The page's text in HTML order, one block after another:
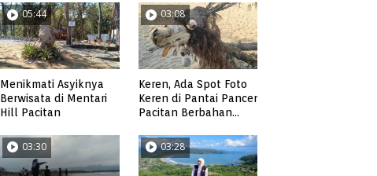
05:44
Menikmati Asyiknya
Berwisata di Mentari
Hill Pacitan
03:08
Keren, Ada Spot Foto
Keren di Pantai Pancer
Pacitan Berbahan
03:30 03:28